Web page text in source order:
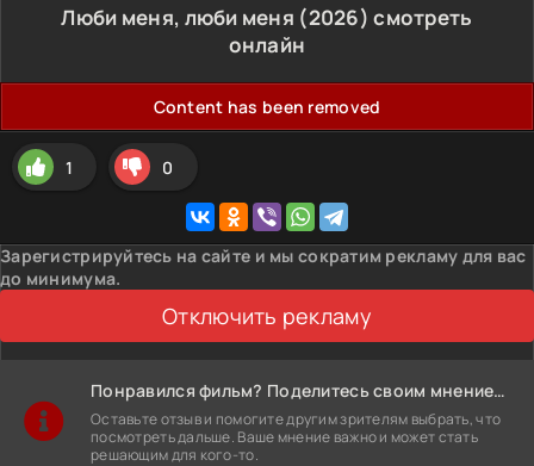
Люби меня, люби меня (2026) смотреть
онлайн
Content has been removed
1 0
Зарегистрируйтесь на сайте и мы сократим рекламу для вас
до минимума.
Отключить рекламу
Понравился фильм? Поделитесь своим мнением!
Оставьте отзыв и помогите другим зрителям выбрать, что
посмотреть дальше. Ваше мнение важно и может стать
решающим для кого-то.